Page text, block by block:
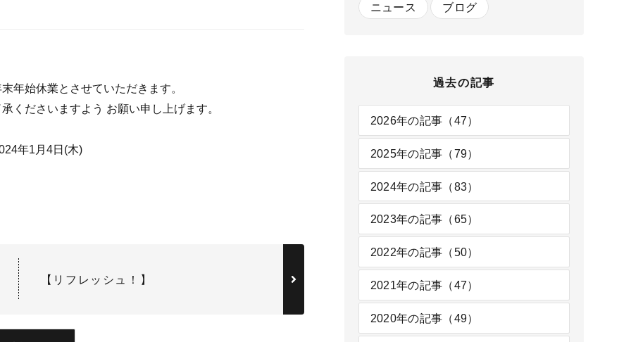
年始休業とさせていただきます。
くださいますよう お願い申し上げます。
年1月4日(木)
【リフレッシュ！】
ニュース ブログ
過去の記事
2026年の記事（47）
2025年の記事（79）
2024年の記事（83）
2023年の記事（65）
2022年の記事（50）
2021年の記事（47）
2020年の記事（49）